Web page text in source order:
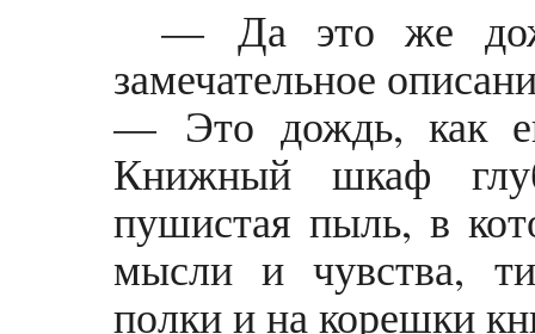
— Да это же
замечательное
— Это дождь, как
Книжный шкаф
пушистая пыль, в
мысли и чувства,
полки и на корешки